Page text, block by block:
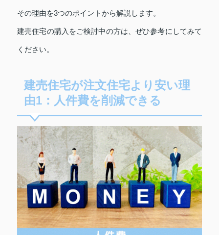
その理由を3つのポイントから解説します。
建売住宅の購入をご検討中の方は、ぜひ参考にしてみて
ください。
建売住宅が注文住宅より安い理
由1：人件費を削減できる